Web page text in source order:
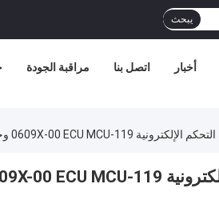
يبحث
مراقبة الجودة اتصل بنا أخبار